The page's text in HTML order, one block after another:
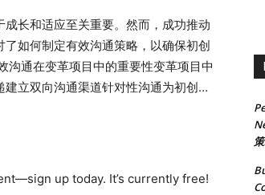
长和适应至关重要。然而，成功推动
如何制定有效沟通策略，以确保初创
沟通在变革项目中的重要性变革项目中
立双向沟通渠道针对性沟通为初创企
初创企业本质上是创新和变革的孵
决策至关重要。对于这些企业来说，
响的根本性转变。 然而，变革的兴奋
up today. It’s currently free!